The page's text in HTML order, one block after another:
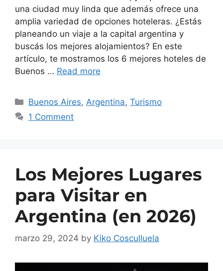
una ciudad muy linda que además ofrece una
amplia variedad de opciones hoteleras. ¿Estás
planeando un viaje a la capital argentina y
buscás los mejores alojamientos? En este
artículo, te mostramos los 6 mejores hoteles de
Buenos … Read more
Buenos Aires, Argentina,Turismo
1 Comment
Los Mejores Lugares
para Visitar en
Argentina (en 2026)
marzo 29, 2024 by Kiko Cosculluela